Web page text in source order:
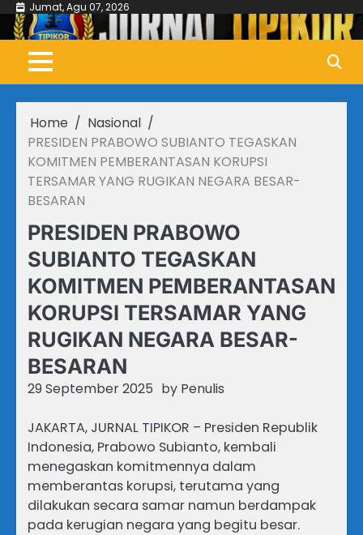
Skip
content
Jumat, Agu 07, 2026
Home
Nasional
PRESIDEN PRABOWO SUBIANTO TEGASKAN
KOMITMEN PEMBERANTASAN KORUPSI
TERSAMAR YANG RUGIKAN NEGARA BESAR-
BESARAN
PRESIDEN PRABOWO
SUBIANTO TEGASKAN
KOMITMEN PEMBERANTASAN
KORUPSI TERSAMAR YANG
RUGIKAN NEGARA BESAR-
BESARAN
29 September 2025 by Penulis
JAKARTA, JURNAL TIPIKOR – Presiden Republik
Indonesia, Prabowo Subianto, kembali
menegaskan komitmennya dalam
memberantas korupsi, terutama yang
dilakukan secara samar namun berdampak
pada kerugian negara yang begitu besar.